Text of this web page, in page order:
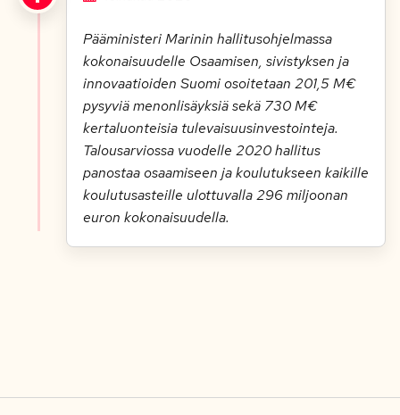
Pääministeri Marinin hallitusohjelmassa
kokonaisuudelle Osaamisen, sivistyksen ja
innovaatioiden Suomi osoitetaan 201,5 M€
pysyviä menonlisäyksiä sekä 730 M€
kertaluonteisia tulevaisuusinvestointeja.
Talousarviossa vuodelle 2020 hallitus
panostaa osaamiseen ja koulutukseen kaikille
koulutusasteille ulottuvalla 296 miljoonan
euron kokonaisuudella.